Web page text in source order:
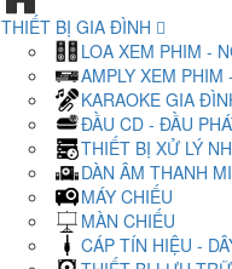
THIẾT BỊ GIA ĐÌNH
LOA XEM PHIM -
AMPLY XEM PHIM
KARAOKE GIA
ĐẦU CD - ĐẦU
THIẾT BỊ XỬ LÝ
DÀN ÂM THANH
MÁY CHIẾU
MÀN CHIẾU
CÁP TÍN HIỆU -